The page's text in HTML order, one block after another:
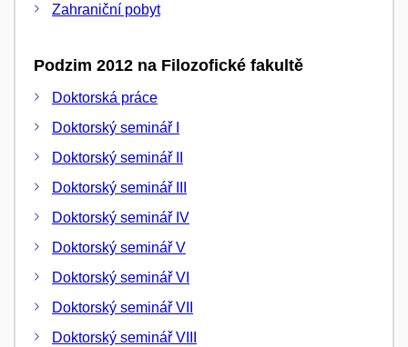
Zahraniční pobyt
Podzim 2012 na Filozofické fakultě
Doktorská práce
Doktorský seminář I
Doktorský seminář II
Doktorský seminář III
Doktorský seminář IV
Doktorský seminář V
Doktorský seminář VI
Doktorský seminář VII
Doktorský seminář VIII